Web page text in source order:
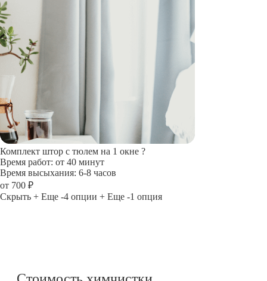
Комплект штор с тюлем на 1 окне ?
Время работ: от 40 минут
Время высыхания: 6-8 часов
от 700 ₽
Скрыть + Еще -4 опции + Еще -1 опция